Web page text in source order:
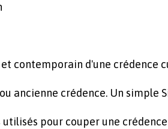
contemporain d'une crédence
ancienne crédence. Un simple
pour couper une